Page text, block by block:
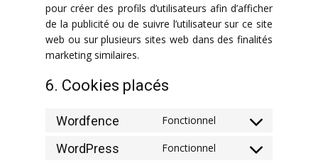
pour créer des profils d’utilisateurs afin d’afficher
de la publicité ou de suivre l’utilisateur sur ce site
web ou sur plusieurs sites web dans des finalités
marketing similaires.
6. Cookies placés
Wordfence Fonctionnel
Consent
service
WordPress Fonctionnel
Consent